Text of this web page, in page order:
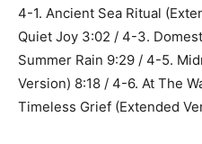
4-1. Ancient Sea Ritual
Quiet Joy 3:02 / 4-3.
Summer Rain 9:29 / 4-5.
Version) 8:18 / 4-6. At The
Timeless Grief (Extended